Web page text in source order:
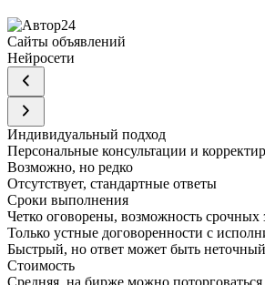
Сайты объявлений
Нейросети
Индивидуальный подход
Персональные консультации и
Возможно, но редко
Отсутствует, стандартные ответы
Сроки выполнения
Четко оговорены, возможность срочных
Только устные договоренности с
Быстрый, но ответ может быть неточный
Стоимость
Средняя, на бирже можно поторговаться